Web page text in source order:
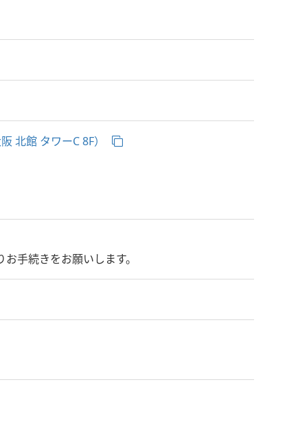
北館 タワーC 8F）
手続きをお願いします。